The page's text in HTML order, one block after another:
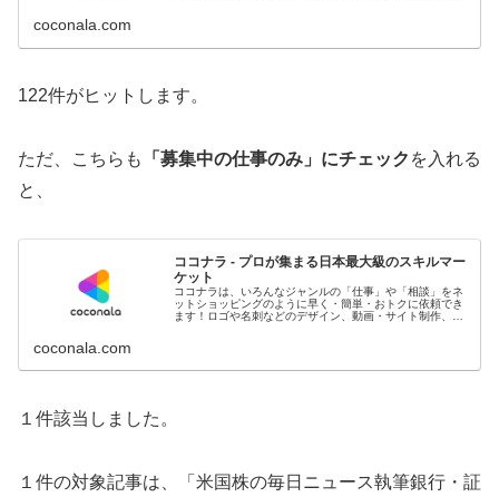
coconala.com
122件がヒットします。
ただ、こちらも 「募集中の仕事のみ」にチェック を入れる
と、
ココナラ - プロが集まる日本最大級のスキルマー
ケット
ココナラは、いろんなジャンルの「仕事」や「相談」をネ
ットショッピングのように早く・簡単・おトクに依頼でき
ます！ロゴや名刺などのデザイン、動画・サイト制作、お
coconala.com
１件該当しました。
１件の対象記事は、「米国株の毎日ニュース執筆銀行・証